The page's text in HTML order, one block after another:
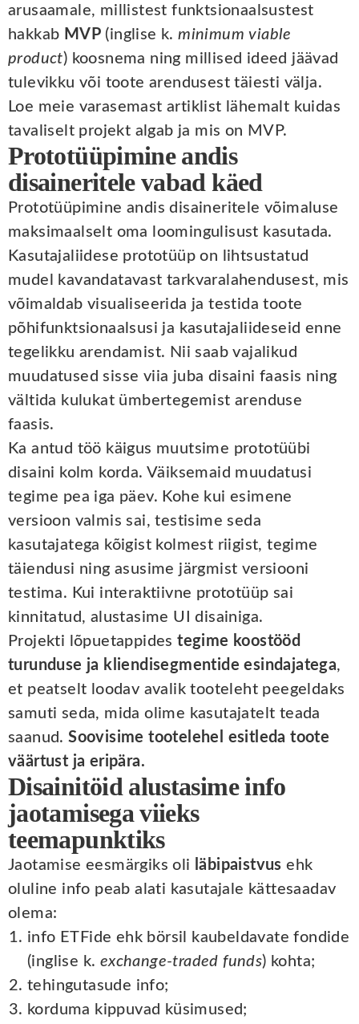
arusaamale, millistest funktsionaalsustest
hakkab MVP (inglise k.minimum viable
product) koosnema ning millised ideed jäävad
tulevikku või toote arendusest täiesti välja.
Loe meie varasemast artiklist lähemalt kuidas
tavaliselt projekt algab ja mis on MVP.
Prototüüpimine andis
disaineritele vabad käed
Prototüüpimine andis disaineritele võimaluse
maksimaalselt oma loomingulisust kasutada.
Kasutajaliidese prototüüp on lihtsustatud
mudel kavandatavast tarkvaralahendusest, mis
võimaldab visualiseerida ja testida toote
põhifunktsionaalsusi ja kasutajaliideseid enne
tegelikku arendamist. Nii saab vajalikud
muudatused sisse viia juba disaini faasis ning
vältida kulukat ümbertegemist arenduse
faasis.
Ka antud töö käigus muutsime prototüübi
disaini kolm korda. Väiksemaid muudatusi
tegime pea iga päev. Kohe kui esimene
versioon valmis sai, testisime seda
kasutajatega kõigist kolmest riigist, tegime
täiendusi ning asusime järgmist versiooni
testima. Kui interaktiivne prototüüp sai
kinnitatud, alustasime UI disainiga.
Projekti lõpuetappidestegime koostööd
turunduse ja kliendisegmentide esindajatega,
et peatselt loodav avalik tooteleht peegeldaks
samuti seda, mida olime kasutajatelt teada
saanud.Soovisime tootelehel esitleda toote
väärtust ja eripära.
Disainitöid alustasime info
jaotamisega viieks
teemapunktiks
Jaotamise eesmärgiks oli läbipaistvus ehk
oluline info peab alati kasutajale kättesaadav
olema:
info ETFide ehk börsil kaubeldavate fondide
(inglise k. exchange-traded funds) kohta;
tehingutasude info;
korduma kippuvad küsimused;